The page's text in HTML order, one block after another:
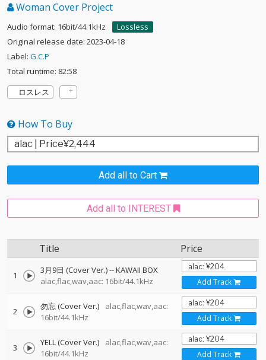
Woman Cover Project
Audio format: 16bit/44.1kHz
Lossless
Original release date: 2023-04-18
Label: G.C.P
Total runtime: 82:58
ロスレス
How To Buy
Add all to Cart
Add all to INTEREST
Title Price
1 3月9日 (Cover Ver.)--KAWAII BOX
alac,flac,wav,aac: 16bit/44.1kHz
Add Track
2 勿忘 (Cover Ver.)
alac,flac,wav,aac:
16bit/44.1kHz
Add Track
3 YELL (Cover Ver.)
alac,flac,wav,aac:
16bit/44.1kHz
Add Track